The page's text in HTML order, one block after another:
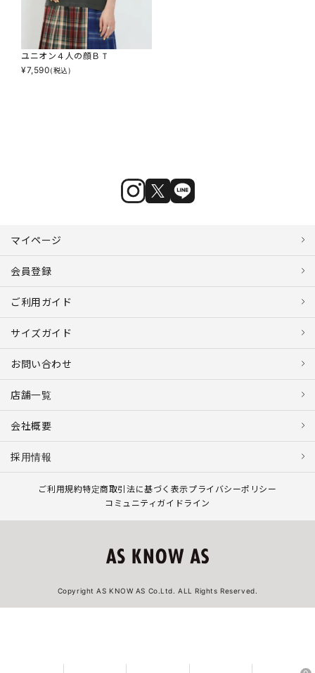
ユニオン４人の顔ＢＴ
¥7,590(税込)
マイページ
会員登録
ご利用ガイド
サイズガイド
お問い合わせ
店舗一覧
会社概要
採用情報
ご利用規約特定商取引法に基づく表示プライバシーポリシー
コミュニティガイドライン
Copyright AS KNOW AS Co.Ltd. ALL Rights Reserved.